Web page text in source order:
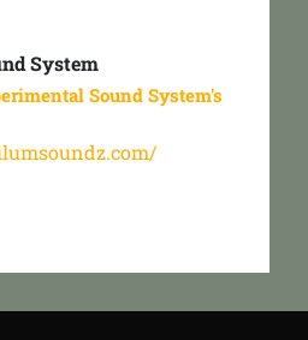
System
Sound System's